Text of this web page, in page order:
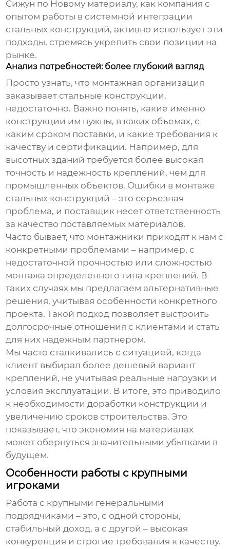
Сижун по Новому материалу, как компания с
опытом работы в системной интеграции
стальных конструкций, активно использует эти
подходы, стремясь укрепить свои позиции на
рынке.
Анализ потребностей: более глубокий взгляд
Просто узнать, что монтажная организация
заказывает стальные конструкции,
недостаточно. Важно понять, какие именно
конструкции им нужны, в каких объемах, с
каким сроком поставки, и какие требования к
качеству и сертификации. Например, для
высотных зданий требуется более высокая
точность и надежность креплений, чем для
промышленных объектов. Ошибки в монтаже
стальных конструкций – это серьезная
проблема, и поставщик несет ответственность
за качество поставляемых материалов.
Часто бывает, что монтажники приходят к нам с
конкретными проблемами – например, с
недостаточной прочностью или сложностью
монтажа определенного типа креплений. В
таких случаях мы предлагаем альтернативные
решения, учитывая особенности конкретного
проекта. Такой подход позволяет выстроить
долгосрочные отношения с клиентами и стать
для них надежным партнером.
Мы часто сталкивались с ситуацией, когда
клиент выбирал более дешевый вариант
креплений, не учитывая реальные нагрузки и
условия эксплуатации. В итоге, это приводило
к необходимости доработки конструкции и
увеличению сроков строительства. Это
показывает, что экономия на материалах
может обернуться значительными убытками в
будущем.
Особенности работы с крупными
игроками
Работа с крупными генеральными
подрядчиками – это, с одной стороны,
стабильный доход, а с другой – высокая
конкуренция и строгие требования к качеству.